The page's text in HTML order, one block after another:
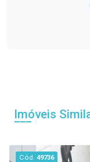
Imóveis
Cód.49736